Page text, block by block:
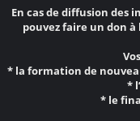
En cas de diffusion des
pouvez faire un don à
* la formation de
*
* le